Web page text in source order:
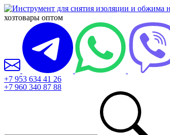
хозтовары оптом
+7 953 634 41 26
+7 960 340 87 88